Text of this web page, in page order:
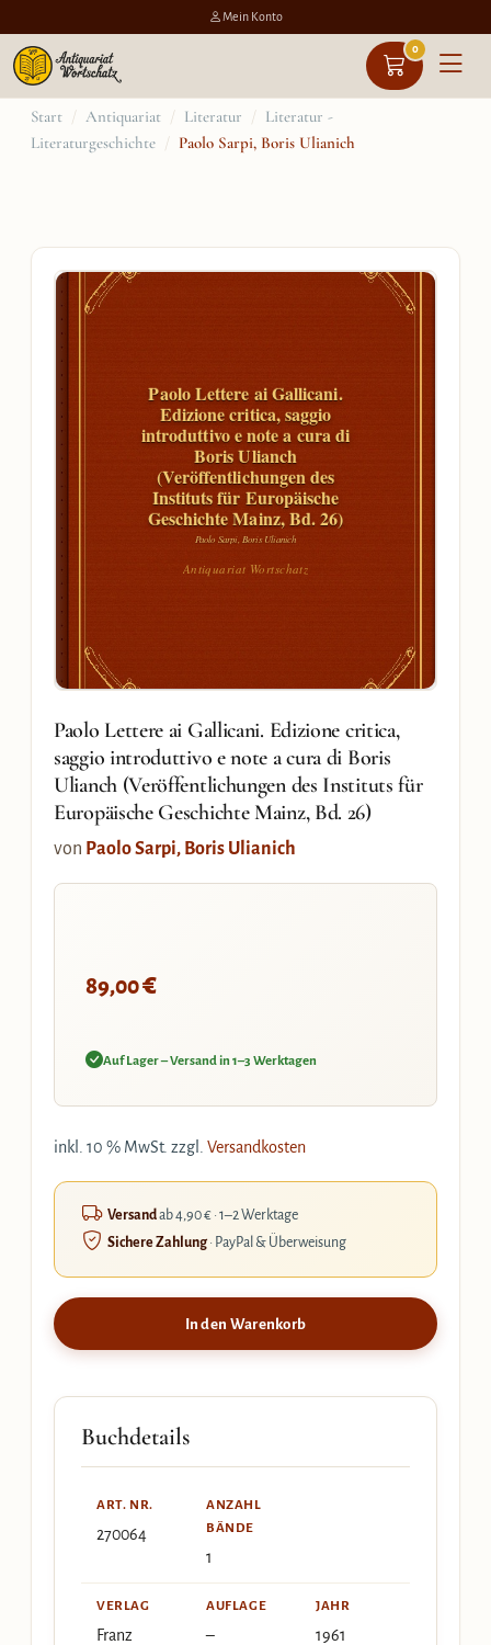
Mein Konto
0
Zum
Inhalt
Start / Antiquariat / Literatur / Literatur -
Literaturgeschichte / Paolo Sarpi, Boris Ulianich
Paolo Lettere ai Gallicani.
Edizione critica, saggio
introduttivo e note a cura di
Boris Ulianch
(Veröffentlichungen des
Instituts für Europäische
Geschichte Mainz, Bd. 26)
Paolo Sarpi, Boris Ulianich
Antiquariat Wortschatz
Paolo Lettere ai Gallicani. Edizione critica,
saggio introduttivo e note a cura di Boris
Ulianch (Veröffentlichungen des Instituts für
Europäische Geschichte Mainz, Bd. 26)
von Paolo Sarpi, Boris Ulianich
89,00€
Auf Lager – Versand in 1–3 Werktagen
inkl. 10 % MwSt. zzgl. Versandkosten
Versandab 4,90 € · 1–2 Werktage
Sichere Zahlung· PayPal & Überweisung
In den Warenkorb
Buchdetails
ART. NR.
270064
ANZAHL
BÄNDE
1
VERLAG
Franz
AUFLAGE
–
JAHR
1961